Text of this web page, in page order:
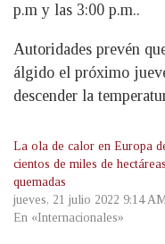
p.m y las 3:00 p.m..
Autoridades prevén
álgido el próximo
descender la
La ola de calor en Europa
cientos de miles de hectáreas
quemadas
jueves, 21 julio 2022 9:14
En «Internacionales»